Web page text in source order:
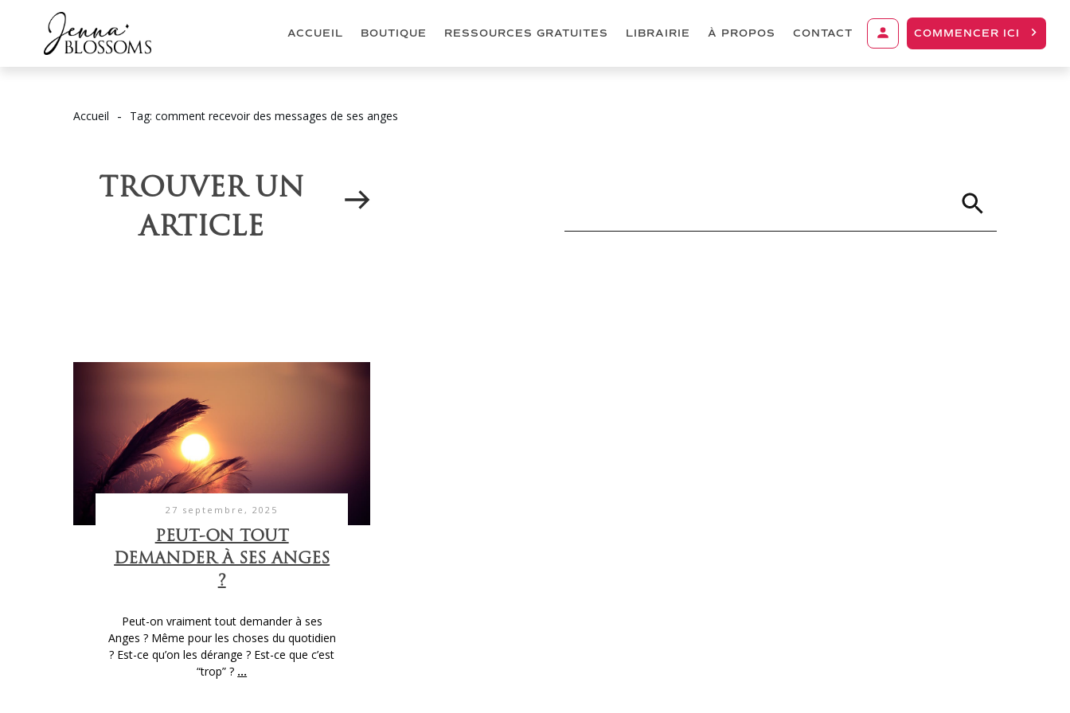
ACCUEIL BOUTIQUE RESSOURCES GRATUITES LIBRAIRIE À PROPOS CONTACT COMMENCER ICI
Accueil - Tag: comment recevoir des messages de ses anges
TROUVER UN
ARTICLE
27 septembre, 2025
PEUT-ON TOUT
DEMANDER À SES ANGES
?
Peut-on vraiment tout demander à ses
Anges ? Même pour les choses du quotidien
? Est-ce qu’on les dérange ? Est-ce que c’est
“trop” ? ...